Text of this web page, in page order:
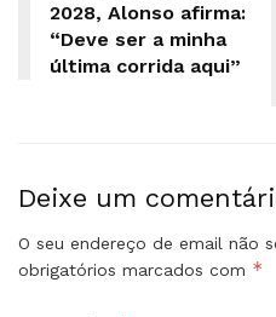
2028, Alonso afirma:
“Deve ser a minha
última corrida aqui”
Deixe um
O seu endereço de email não
obrigatórios marcados com *